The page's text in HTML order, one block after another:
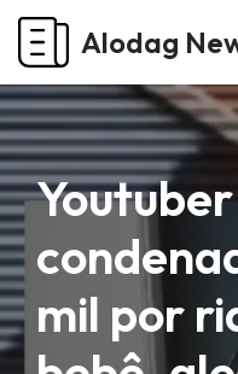
Pular
para
o
conteúdo
Alodag
mil por